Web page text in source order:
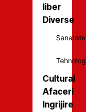
liber
Diverse
Sanatate
Cultural
Afaceri
Ingrijire